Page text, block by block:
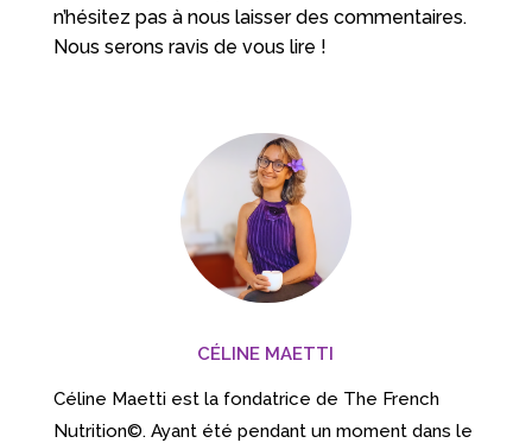
n’hésitez pas à nous laisser des commentaires.
Nous serons ravis de vous lire !
CÉLINE MAETTI
Céline Maetti est la fondatrice de The French
Nutrition©. Ayant été pendant un moment dans le